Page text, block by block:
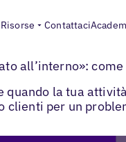
Risorse Contattaci
delle schede locali>
all’interno»:
quando la tua
clienti per un